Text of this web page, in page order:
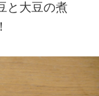
と大豆の煮